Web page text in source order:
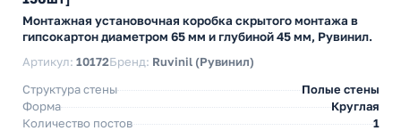
Монтажная установочная коробка скрытого монтажа в
гипсокартон диаметром 65 мм и глубиной 45 мм, Рувинил.
Артикул: 10172Бренд: Ruvinil (Рувинил)
Структура стены
Полые стены
Форма
Круглая
Количество постов
1